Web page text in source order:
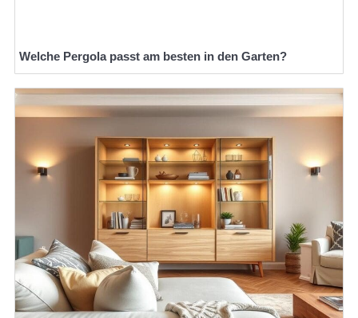
Welche Pergola passt am besten in den Garten?